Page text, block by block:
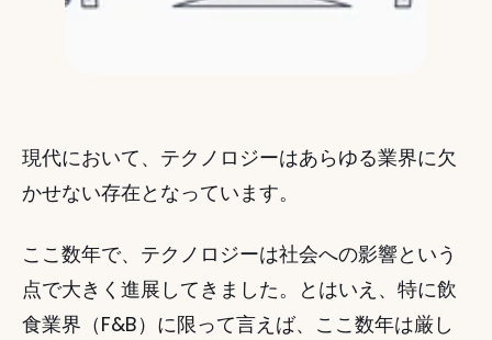
現代において、テクノロジーはあらゆる業界に欠
かせない存在となっています。
ここ数年で、テクノロジーは社会への影響という
点で大きく進展してきました。とはいえ、特に飲
食業界（F&B）に限って言えば、ここ数年は厳し